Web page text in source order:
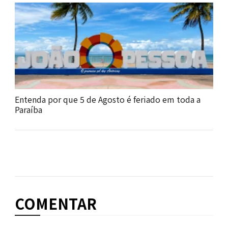
Entenda por que 5 de Agosto é feriado em toda a
Paraíba
COMENTAR